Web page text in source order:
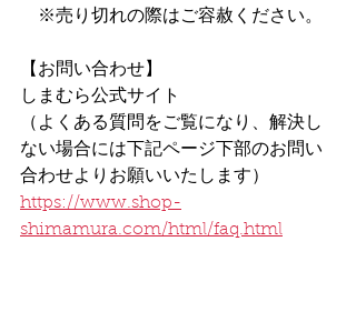
※売り切れの際はご容赦ください。
【お問い合わせ】
しまむら公式サイト
（よくある質問をご覧になり、解決し
ない場合には下記ページ下部のお問い
合わせよりお願いいたします）
https://www.shop-
shimamura.com/html/faq.html